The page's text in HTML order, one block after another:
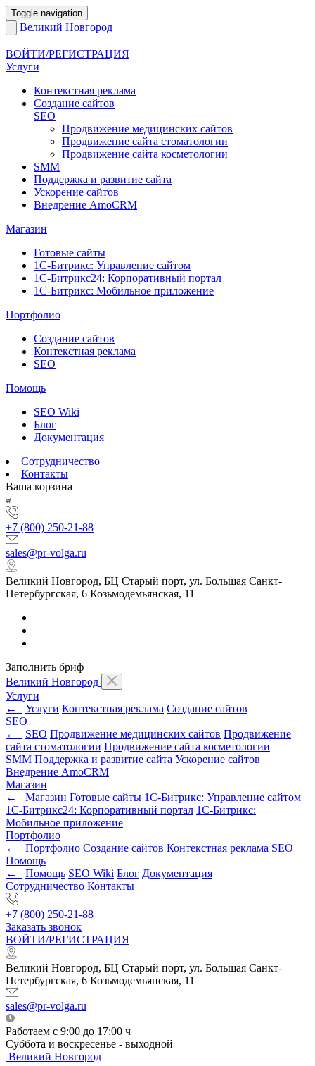
Toggle navigation
Великий Новгород
ВОЙТИ/РЕГИСТРАЦИЯ
Услуги
Контекстная реклама
Создание сайтов
SEO
Продвижение медицинских сайтов
Продвижение сайта стоматологии
Продвижение сайта косметологии
SMM
Поддержка и развитие сайта
Ускорение сайтов
Внедрение AmoCRM
Магазин
Готовые сайты
1С-Битрикс: Управление сайтом
1С-Битрикс24: Корпоративный портал
1С-Битрикс: Мобильное приложение
Портфолио
Создание сайтов
Контекстная реклама
SEO
Помощь
SEO Wiki
Блог
Документация
Сотрудничество
Контакты
Ваша корзина
+7 (800) 250-21-88
sales@pr-volga.ru
Великий Новгород, БЦ Старый порт, ул. Большая Санкт-
Петербургская, 6 Козьмодемьянская, 11
Заполнить бриф
Великий Новгород
Услуги
←
Услуги Контекстная реклама Создание сайтов
SEO
←
SEO Продвижение медицинских сайтов Продвижение
сайта стоматологии Продвижение сайта косметологии
SMM Поддержка и развитие сайта Ускорение сайтов
Внедрение AmoCRM
Магазин
←
Магазин Готовые сайты 1С-Битрикс: Управление сайтом
1С-Битрикс24: Корпоративный портал 1С-Битрикс:
Мобильное приложение
Портфолио
←
Портфолио Создание сайтов Контекстная реклама SEO
Помощь
←
Помощь SEO Wiki Блог Документация
Сотрудничество Контакты
+7 (800) 250-21-88
Заказать звонок
ВОЙТИ/РЕГИСТРАЦИЯ
Великий Новгород, БЦ Старый порт, ул. Большая Санкт-
Петербургская, 6 Козьмодемьянская, 11
sales@pr-volga.ru
Работаем с 9:00 до 17:00 ч
Суббота и воскресенье - выходной
Великий Новгород